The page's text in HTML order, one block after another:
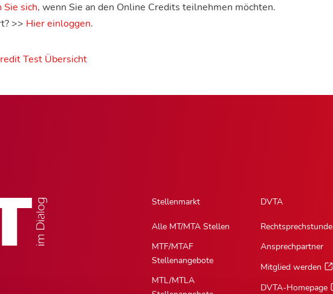
sich, wenn Sie an den Online Credits teilnehmen möchten.
>> Hier einloggen.
Test Übersicht
Stellenmarkt
Alle MT/MTA Stellen
MTF/MTAF
Stellenangebote
MTL/MTLA
DVTA
Rechtsprechstunde
Ansprechpartner
Mitglied werden
DVTA-Homepage